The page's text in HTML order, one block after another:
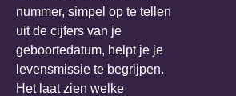
nummer, simpel op te tellen
uit de cijfers van je
geboortedatum, helpt je je
levensmissie te begrijpen.
Het laat zien welke